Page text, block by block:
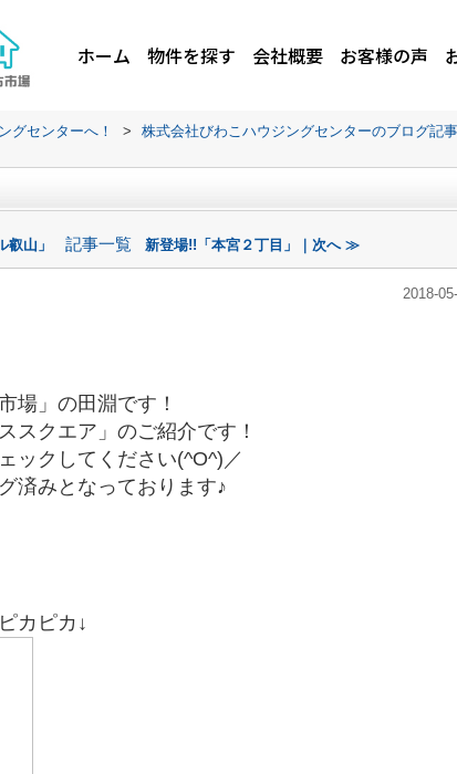
ホーム 物件を探す 会社概要 お客様の声
グセンターへ！ > 株式会社びわこハウジングセンターのブログ記
山」 記事一覧 新登場!!「本宮２丁目」｜次へ ≫
2018-
場」の田淵です！
スクエア」のご紹介です！
ックしてください(^O^)／
済みとなっております♪
カピカ↓